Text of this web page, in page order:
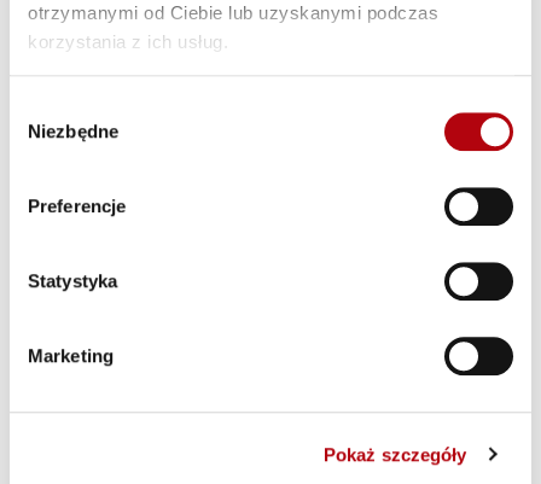
otrzymanymi od Ciebie lub uzyskanymi podczas
korzystania z ich usług.
zgody
Niezbędne
Preferencje
Statystyka
Marketing
Pokaż szczegóły
Digital Leadership Report
2023: Business Discussion
Digital Leadership Report
Discussion